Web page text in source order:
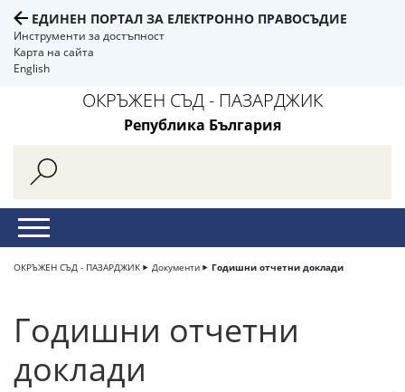
ЕДИНЕН ПОРТАЛ ЗА ЕЛЕКТРОННО ПРАВОСЪДИЕ
Инструменти за достъпност
Карта на сайта
English
ОКРЪЖЕН СЪД - ПАЗАРДЖИК
Република България
ОКРЪЖЕН СЪД - ПАЗАРДЖИК Документи Годишни отчетни доклади
Годишни отчетни
доклади